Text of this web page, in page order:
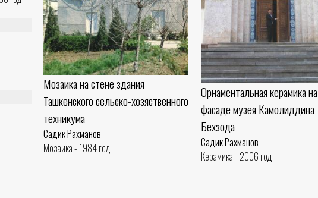
Мозаика на стене здания
Ташкенского сельско-хозяственного
техникума
Садик Рахманов
Мозаика - 1984 год
Орнаментальная керамика на
фасаде музея Камолиддина
Бехзода
Садик Рахманов
Керамика - 2006 год